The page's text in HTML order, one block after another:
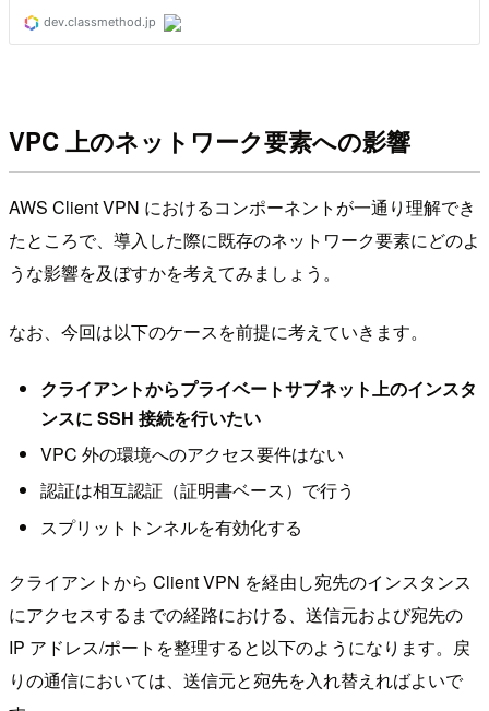
VPC 上のネットワーク要素への影響
AWS Client VPN におけるコンポーネントが一通り理解でき
たところで、導入した際に既存のネットワーク要素にどのよ
うな影響を及ぼすかを考えてみましょう。
なお、今回は以下のケースを前提に考えていきます。
クライアントからプライベートサブネット上のインスタ
ンスに SSH 接続を行いたい
VPC 外の環境へのアクセス要件はない
認証は相互認証（証明書ベース）で行う
スプリットトンネルを有効化する
クライアントから Client VPN を経由し宛先のインスタンス
にアクセスするまでの経路における、送信元および宛先の
IP アドレス/ポートを整理すると以下のようになります。戻
りの通信においては、送信元と宛先を入れ替えればよいで